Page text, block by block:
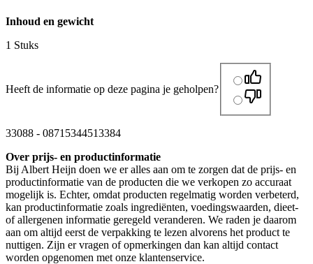
Inhoud en gewicht
1 Stuks
Heeft de informatie op deze pagina je geholpen?
33088 - 08715344513384
Over prijs- en productinformatie
Bij Albert Heijn doen we er alles aan om te zorgen dat de prijs- en
productinformatie van de producten die we verkopen zo accuraat
mogelijk is. Echter, omdat producten regelmatig worden verbeterd,
kan productinformatie zoals ingrediënten, voedingswaarden, dieet-
of allergenen informatie geregeld veranderen. We raden je daarom
aan om altijd eerst de verpakking te lezen alvorens het product te
nuttigen. Zijn er vragen of opmerkingen dan kan altijd contact
worden opgenomen met onze klantenservice.